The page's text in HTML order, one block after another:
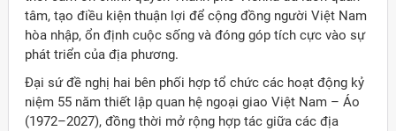
tâm, tạo điều kiện thuận lợi để cộng đồng người Việt Nam
hòa nhập, ổn định cuộc sống và đóng góp tích cực vào sự
phát triển của địa phương.
Đại sứ đề nghị hai bên phối hợp tổ chức các hoạt động kỷ
niệm 55 năm thiết lập quan hệ ngoại giao Việt Nam – Áo
(1972–2027), đồng thời mở rộng hợp tác giữa các địa